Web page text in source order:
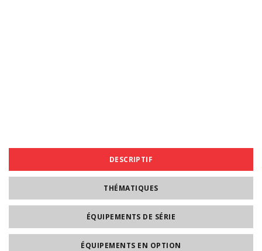
DESCRIPTIF
THÉMATIQUES
ÉQUIPEMENTS DE SÉRIE
ÉQUIPEMENTS EN OPTION